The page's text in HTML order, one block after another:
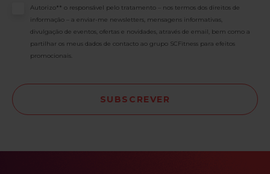
Consentimento
Autorizo** o responsável pelo tratamento – nos termos dos direitos de
informação – a enviar-me newsletters, mensagens informativas,
divulgação de eventos, ofertas e novidades, através de email, bem como a
partilhar os meus dados de contacto ao grupo SCFitness para efeitos
promocionais.